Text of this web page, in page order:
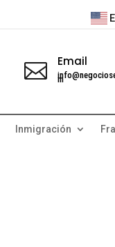
 Email
m
Inmigración